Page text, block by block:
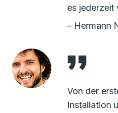
es jederzeit
– Hermann
Von der
Installation